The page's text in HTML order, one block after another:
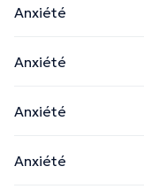
Anxiété
Anxiété
Anxiété
Anxiété